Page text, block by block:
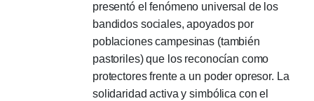
presentó el fenómeno universal de los
bandidos sociales, apoyados por
poblaciones campesinas (también
pastoriles) que los reconocían como
protectores frente a un poder opresor. La
solidaridad activa y simbólica con el